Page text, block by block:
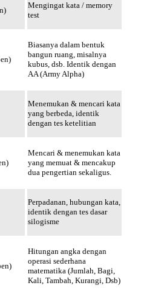
Mengingat kata / memory
test
Biasanya dalam bentuk
bangun ruang, misalnya
kubus, dsb. Identik dengan
AA (Army Alpha)
Menemukan & mencari kata
yang berbeda, identik
dengan tes ketelitian
Mencari & menemukan kata
yang memuat & mencakup
dua pengertian sekaligus.
Perpadanan, hubungan kata,
identik dengan tes dasar
silogisme
Hitungan angka dengan
operasi sederhana
matematika (Jumlah, Bagi,
Kali, Tambah, Kurangi, Dsb)